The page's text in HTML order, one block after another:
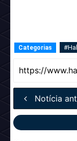
Categorias
Notícia